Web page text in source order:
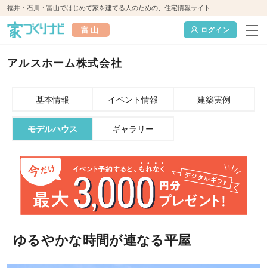
福井・石川・富山ではじめて家を建てる人のための、住宅情報サイト
富山 ログイン
アルスホーム株式会社
基本情報 イベント情報 建築実例
モデルハウス ギャラリー
ゆるやかな時間が連なる平屋